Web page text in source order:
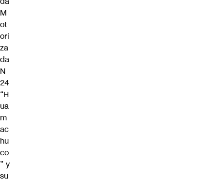
M
ot
ori
za
da
N
24
“H
ua
m
ac
hu
co
” y
su